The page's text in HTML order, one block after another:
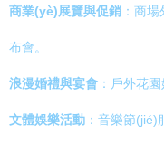
商業(yè)展覽與促銷 ：商
布會。
浪漫婚禮與宴會 ：戶外花
文體娛樂活動 ：音樂節